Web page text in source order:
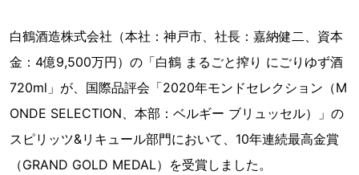
白鶴酒造株式会社（本社：神戸市、社長：嘉納健二、資本
金：4億9,500万円）の「白鶴 まるごと搾り にごりゆず酒
720ml」が、国際品評会「2020年モンドセレクション（M
ONDE SELECTION、本部：ベルギー ブリュッセル）」の
スピリッツ&リキュール部門において、10年連続最高金賞
（GRAND GOLD MEDAL）を受賞しました。